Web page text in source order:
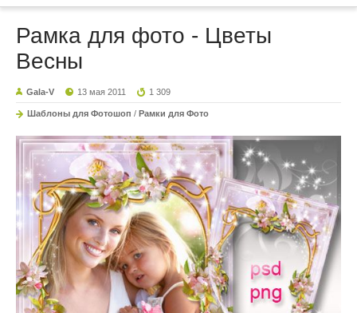
Рамка для фото - Цветы
Весны
Gala-V 13 мая 2011 1 309
Шаблоны для Фотошоп / Рамки для Фото